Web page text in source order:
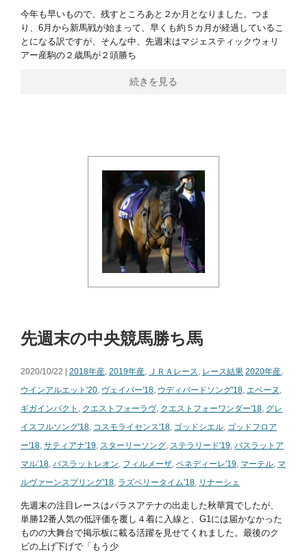
今年も早いもので、残すところあと２か月となりました。つま
り、6月から新馬戦が始まって、早くも約５カ月が経過しているこ
とになる訳ですが、そんな中、先週末はマジェスティックウォリ
アー産駒の２歳馬が２頭勝ち
続きを見る
先週末の中央競馬勝ち馬
2020/10/22 | 2018年産, 2019年産, ＪＲＡレース, レース結果 2020年産,
ウインアルエット'20, ヴェイパー'18, ウディバードソング'18, エベーヌ ,
ギガインパクト , クエストフォーラヴ, クエストフォーワンダー'18, グレ
イスフルソング'18, コスモライセンス'18, ゴッドシエル, ゴッドフロア
ー'18, サティアナ'19, スターリーソング, ステラリード'19, バスラットア
マル’18, バスラットレオン, フィルメーザ, ベネディーレ'19, マーテル, マ
ルヴァーンスプリング'18, ラズベリータイム'18, リナーシェ
先週末の注目レースはパラスアテナの出走した秋華賞でしたが、
単勝12番人気の低評価を覆し４着に入線と、G1には届かなかった
ものの大舞台で掲示板に載る活躍を見せてくれました。最後のク
ビの上げ下げで「もう少